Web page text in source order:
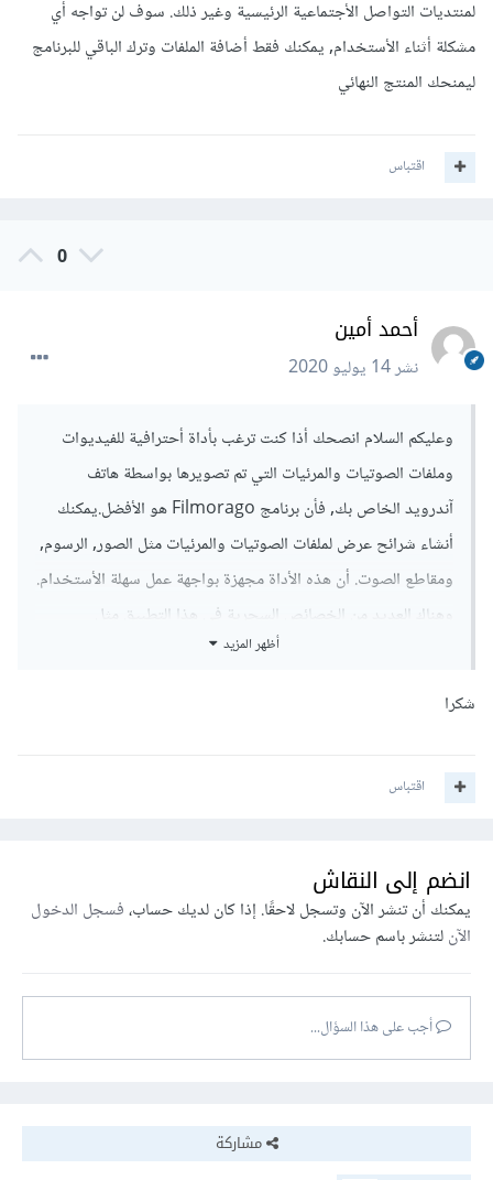
لمنتديات التواصل الأجتماعية الرئيسية وغير ذلك. سوف لن تواجه أي
مشكلة أثناء الأستخدام, يمكنك فقط أضافة الملفات وترك الباقي للبرنامج
ليمنحك المنتج النهائي
اقتباس
0
أحمد أمين
نشر14 يوليو 2020
وعليكم السلام انصحك أذا كنت ترغب بأداة أحترافية للفيديوات
وملفات الصوتيات والمرئيات التي تم تصويرها بواسطة هاتف
آندرويد الخاص بك, فأن برنامج Filmorago هو الأفضل.يمكنك
أنشاء شرائح عرض لملفات الصوتيات والمرئيات مثل الصور, الرسوم,
ومقاطع الصوت. أن هذه الأداة مجهزة بواجهة عمل سهلة الأستخدام.
وهناك العديد من الخصائص السحرية في هذا التطبيق مثل
التشذيب, التدوير, ومؤثرات فيديو رائعة
لمنتديات التواصل الأجتماعية الرئيسية وغير ذلك. سوف لن تواجه
للبرنامج ليمنحك المنتج النهائي
أظهر المزيد
شكرا
اقتباس
انضم إلى النقاش
يمكنك أن تنشر الآن وتسجل لاحقًا. إذا كان لديك حساب،فسجل الدخول
الآنلتنشر باسم حسابك.
أجب على هذا السؤال...
مشاركة